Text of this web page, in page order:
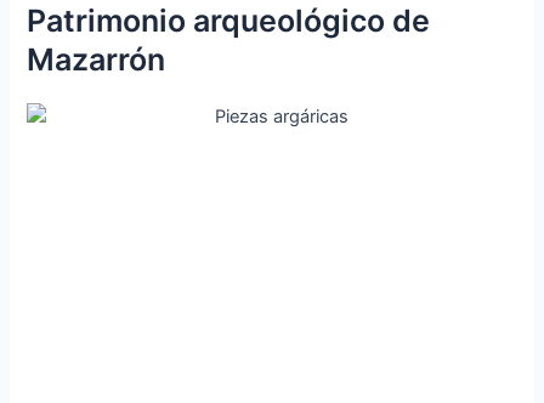
Patrimonio arqueológico de
Mazarrón